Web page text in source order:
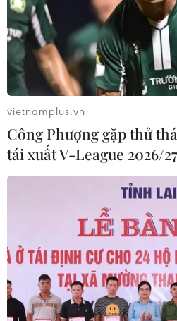
vietnamplus.vn
Công Phượng gặp thử
tái xuất V-League 2026/27